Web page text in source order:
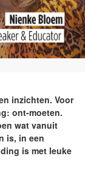
inzichten. Voor
ont-moeten.
wat vanuit
is, in een
is met leuke